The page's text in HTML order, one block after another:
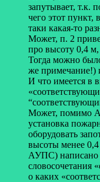
запутывает, т.к.
чего этот пункт,
таки какая-то
Может, п. 2
про высоту 0,4
Тогда можно
же примечание!)
И что имеется в
Может, помимо
установка
оборудовать
высоты менее
АУПС) написано
словосочетания
о каких